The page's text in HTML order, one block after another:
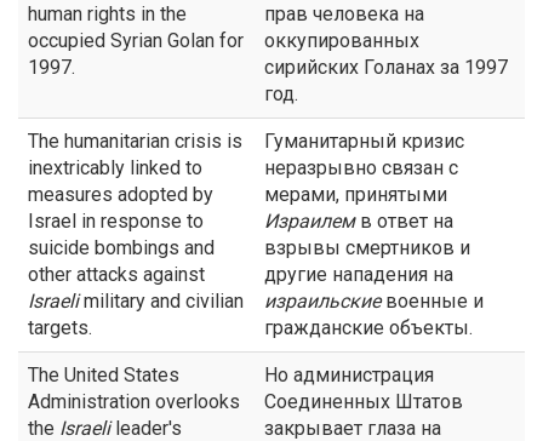
human rights in the
occupied Syrian Golan for
1997.
прав человека на
оккупированных
сирийских Голанах за 1997
год.
The humanitarian crisis is
inextricably linked to
measures adopted by
Israel in response to
suicide bombings and
other attacks against
Israelimilitary and civilian
targets.
Гуманитарный кризис
неразрывно связан с
мерами, принятыми
Израилемв ответ на
взрывы смертников и
другие нападения на
израильскиевоенные и
гражданские объекты.
The United States
Administration overlooks
the Israelileader's
Но администрация
Соединенных Штатов
закрывает глаза на